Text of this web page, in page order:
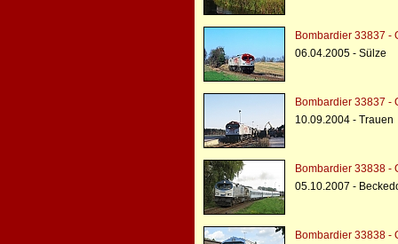
Bombardier 33837 -
06.04.2005 - Sülze
Bombardier 33837 -
10.09.2004 - Trauen
Bombardier 33838 -
05.10.2007 -
Bombardier 33838 -